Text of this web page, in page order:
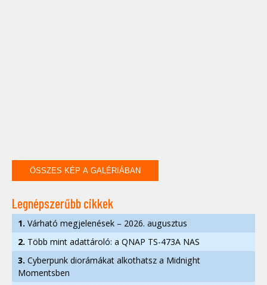
ÖSSZES KÉP A GALÉRIÁBAN
Legnépszerűbb cikkek
1. Várható megjelenések – 2026. augusztus
2. Több mint adattároló: a QNAP TS-473A NAS
3. Cyberpunk diorámákat alkothatsz a Midnight
Momentsben